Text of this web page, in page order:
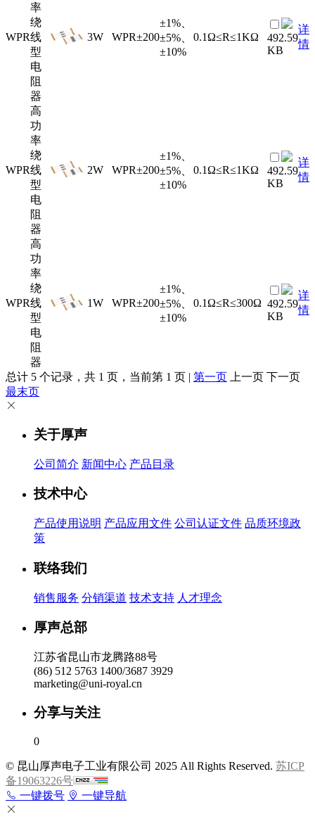
WPR
率
绕
线
型
电
阻
器
3W WPR±200
±1%、
±5%、
±10%
0.1Ω≤R≤1KΩ
492.59
KB
详
情
WPR
高
功
率
绕
线
型
电
阻
器
2W WPR±200
±1%、
±5%、
±10%
0.1Ω≤R≤1KΩ
492.59
KB
详
情
WPR
高
功
率
绕
线
型
电
阻
器
1W WPR±200
±1%、
±5%、
±10%
0.1Ω≤R≤300Ω 492.59
KB
详
情
总计 5 个记录，共 1 页，当前第 1 页 | 第一页 上一页 下一页
最末页
关于厚声
公司简介 新闻中心 产品目录
技术中心
产品使用说明 产品应用文件 公司认证文件 品质环境政
策
联络我们
销售服务 分销渠道 技术支持 人才理念
厚声总部
江苏省昆山市龙腾路88号
(86) 512 5763 1400/3687 3929
marketing@uni-royal.cn
分享与关注
0
© 昆山厚声电子工业有限公司 2025 All Rights Reserved. 苏ICP
备19063226号
一键拨号
一键导航